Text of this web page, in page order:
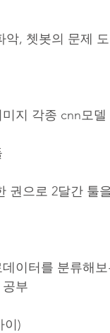
악, 쳇봇의 문제
지 각종 cnn모델
권으로 2달간 툴
이터를 분류해
부
이)